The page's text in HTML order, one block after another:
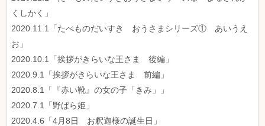
くしかく」
2020.11.1「たべものだいすき おうさまシリーズ① あいうえ
お」
2020.10.1「挨拶がきらいな王さま 後編」
2020.9.1「挨拶がきらいな王さま 前編」
2020.8.1「『赤い靴』の女の子「きみ」」
2020.7.1「野ばら姫」
2020.4.6「4月8日 お釈迦様の誕生日」